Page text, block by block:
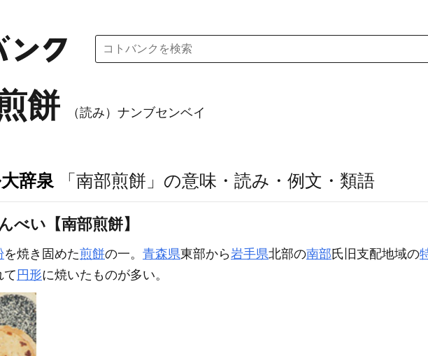
餅 （読み）ナンブセンベイ
辞泉 「南部煎餅」の意味・読み・例文・類語
べい【南部煎餅】
を焼き固めた煎餅の一。 青森県東部から岩手県北部の南部 氏旧支配地域の
て 円形に焼いたものが多い。